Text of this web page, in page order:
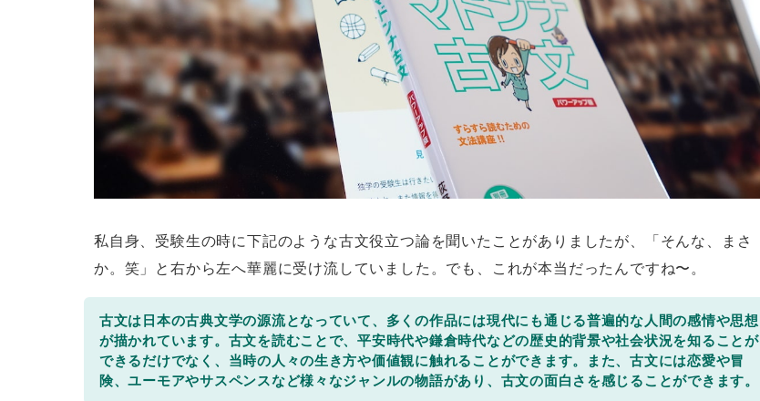
私自身、受験生の時に下記のような古文役立つ論を聞いたことがありましたが、「そんな、まさ
か。笑」と右から左へ華麗に受け流していました。でも、これが本当だったんですね〜。
古文は日本の古典文学の源流となっていて、多くの作品には現代にも通じる普遍的な人間の感情や思想
が描かれています。古文を読むことで、平安時代や鎌倉時代などの歴史的背景や社会状況を知ることが
できるだけでなく、当時の人々の生き方や価値観に触れることができます。また、古文には恋愛や冒
険、ユーモアやサスペンスなど様々なジャンルの物語があり、古文の面白さを感じることができます。